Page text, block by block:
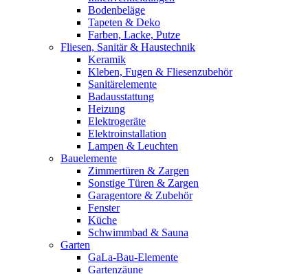
Bodenbeläge
Tapeten & Deko
Farben, Lacke, Putze
Fliesen, Sanitär & Haustechnik
Keramik
Kleben, Fugen & Fliesenzubehör
Sanitärelemente
Badausstattung
Heizung
Elektrogeräte
Elektroinstallation
Lampen & Leuchten
Bauelemente
Zimmertüren & Zargen
Sonstige Türen & Zargen
Garagentore & Zubehör
Fenster
Küche
Schwimmbad & Sauna
Garten
GaLa-Bau-Elemente
Gartenzäune